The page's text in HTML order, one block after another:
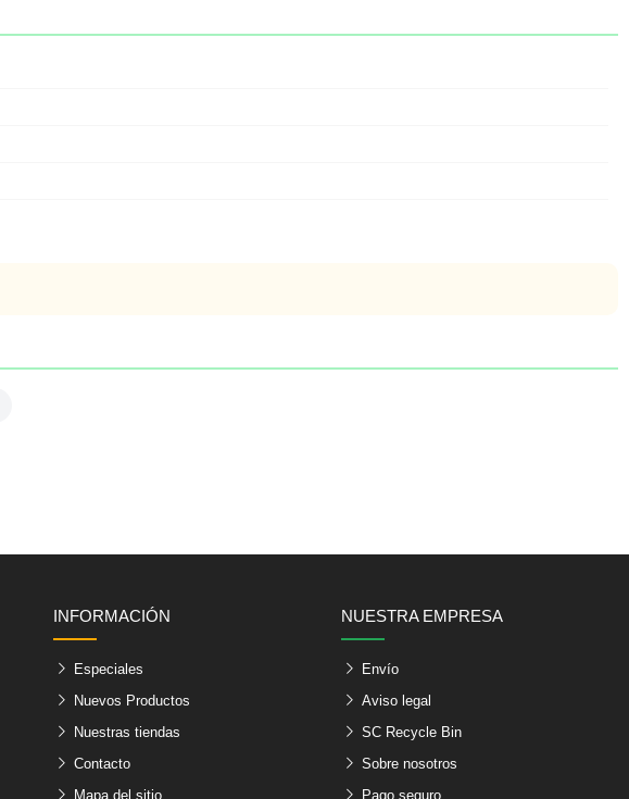
INFORMACIÓN
Especiales
Nuevos Productos
Nuestras tiendas
Contacto
Mapa del sitio
NUESTRA EMPRESA
Envío
Aviso legal
SC Recycle Bin
Sobre nosotros
Pago seguro